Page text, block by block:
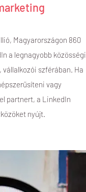
Magyarországon 860
a legnagyobb közösségi
szférában. Ha
vagy
partnert, a LinkedIn
nyújt.